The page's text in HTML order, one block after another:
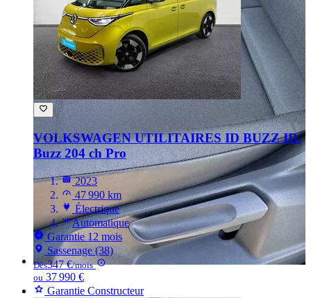
VOLKSWAGEN UTILITAIRES ID BUZZID.
Buzz 204 ch Pro
2023
47 990 km
Électrique
Automatique
Garantie 12 mois
Sassenage (38)
Dès347 €/mois
ou 37 990 €
Garantie Constructeur